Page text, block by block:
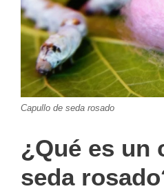
Capullo de seda rosado
¿Qué es un
seda